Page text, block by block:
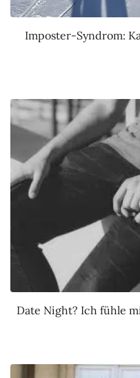
Imposter-Syndrom:
Date Night? Ich fühle